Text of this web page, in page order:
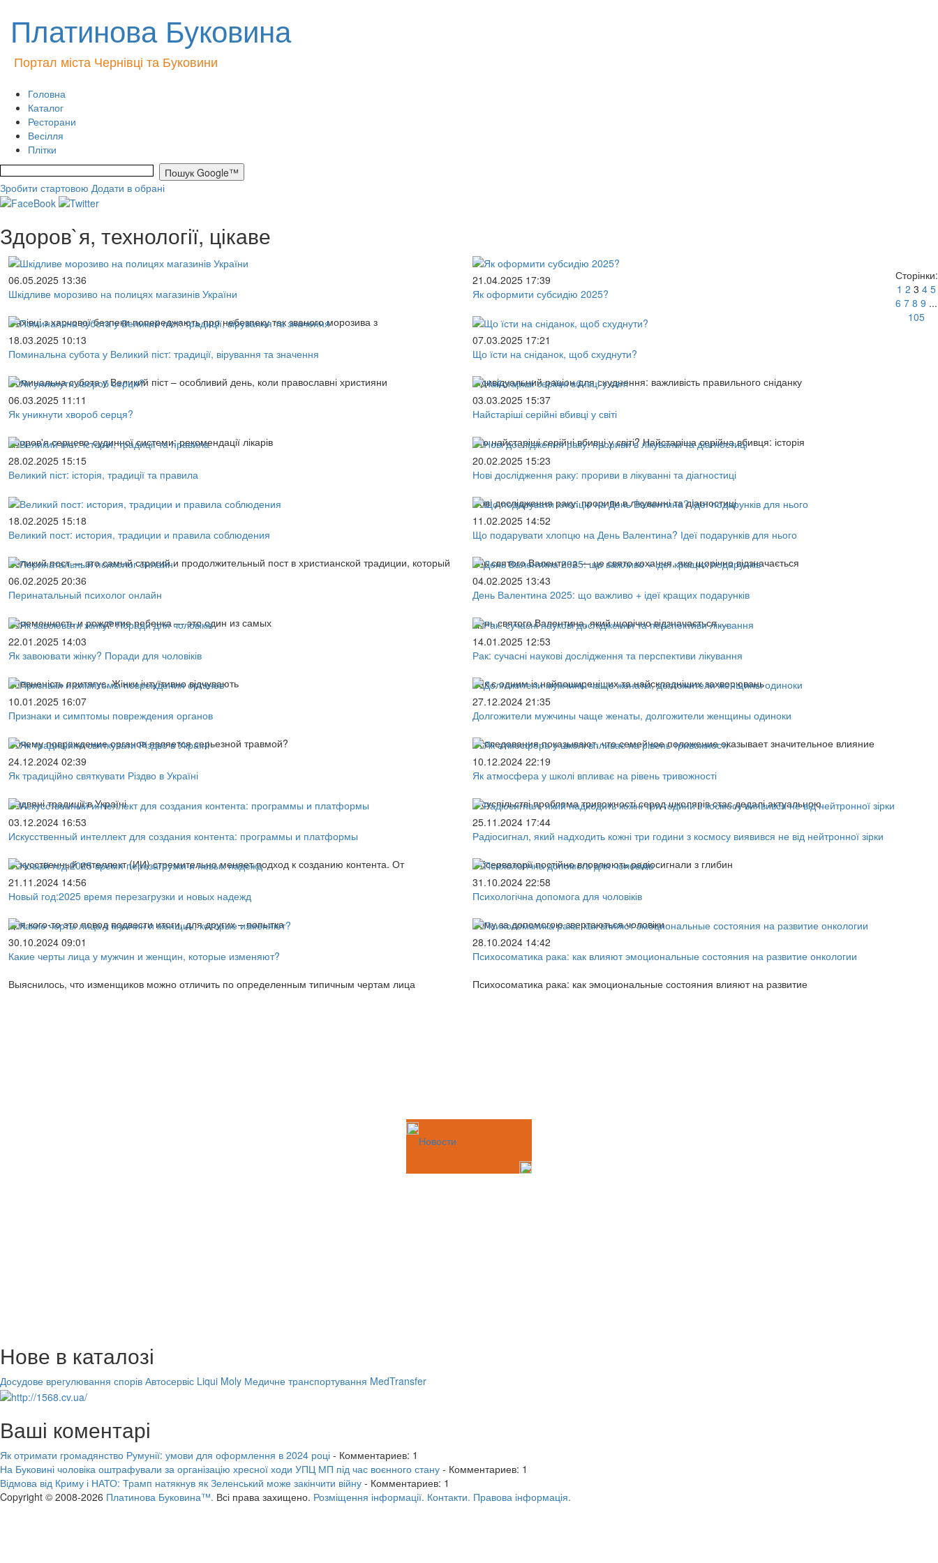
Платинова Буковина
Портал міста Чернівці та Буковини
Головна
Каталог
Ресторани
Весілля
Плітки
Зробити стартовою Додати в обрані
Здоров`я, технології, цікаве
06.05.2025 13:36
Шкідливе морозиво на полицях магазинів України
Фахівці з харчової безпеки попереджають про небезпеку так званого морозива з
18.03.2025 10:13
Поминальна субота у Великий піст: традиції, вірування та значення
Поминальна субота у Великий піст – особливий день, коли православні християни
06.03.2025 11:11
Як уникнути хвороб серця?
Здоров'я серцево-судинної системи: рекомендації лікарів
28.02.2025 15:15
Великий піст: історія, традиції та правила
18.02.2025 15:18
Великий пост: история, традиции и правила соблюдения
Великий пост — это самый строгий и продолжительный пост в христианской традиции, который
06.02.2025 20:36
Перинатальный психолог онлайн
Беременность и рождение ребенка — это один из самых
22.01.2025 14:03
Як завоювати жінку? Поради для чоловіків
Впевненість притягує. Жінки інтуїтивно відчувають
10.01.2025 16:07
Признаки и симптомы повреждения органов
Почему повреждение органов является серьезной травмой?
24.12.2024 02:39
Як традиційно святкувати Різдво в Україні
Різдвяні традиції в Україні
03.12.2024 16:53
Искусственный интеллект для создания контента: программы и платформы
Искусственный интеллект (ИИ) стремительно меняет подход к созданию контента. От
21.11.2024 14:56
Новый год:2025 время перезагрузки и новых надежд
Для кого-то это повод подвести итоги, для других – попытка
30.10.2024 09:01
Какие черты лица у мужчин и женщин, которые изменяют?
Выяснилось, что изменщиков можно отличить по определенным типичным чертам лица
21.04.2025 17:39
Як оформити субсидію 2025?
07.03.2025 17:21
Що їсти на сніданок, щоб схуднути?
Індивідуальний раціон для схуднення: важливість правильного сніданку
03.03.2025 15:37
Найстаріші серійні вбивці у світі
Хто найстаріші серійні вбивці у світі? Найстаріша серійна вбивця: історія
20.02.2025 15:23
Нові дослідження раку: прориви в лікуванні та діагностиці
Нові дослідження раку: прориви в лікуванні та діагностиці
11.02.2025 14:52
Що подарувати хлопцю на День Валентина? Ідеї подарунків для нього
ень святого Валентина — це свято кохання, яке щорічно відзначається
04.02.2025 13:43
День Валентина 2025: що важливо + ідеї кращих подарунків
День святого Валентина, який щорічно відзначається ...
14.01.2025 12:53
Рак: сучасні наукові дослідження та перспективи лікування
Рак є одним із найпоширеніших та найскладніших захворювань
27.12.2024 21:35
Долгожители мужчины чаще женаты, долгожители женщины одиноки
Исследования показывают, что семейное положение оказывает значительное влияние
10.12.2024 22:19
Як атмосфера у школі впливає на рівень тривожності
У суспільстві проблема тривожності серед школярів стає дедалі актуальною
25.11.2024 17:44
Радіосигнал, який надходить кожні три години з космосу виявився не від нейтронної зірки
Обсерваторії постійно вловлюють радіосигнали з глибин
31.10.2024 22:58
Психологічна допомога для чоловіків
Чому за допомогою звертаються чоловіки
28.10.2024 14:42
Психосоматика рака: как влияют эмоциональные состояния на развитие онкологии
Психосоматика рака: как эмоциональные состояния влияют на развитие
Сторінки:
1 2 3 4 5
6 7 8 9 ...
105
Новости
Нове в каталозі
Досудове врегулювання спорів Автосервіс Liqui Moly Медичне транспортування MedTransfer
Ваші коментарі
Як отримати громадянство Румунії: умови для оформлення в 2024 році - Комментариев: 1
На Буковині чоловіка оштрафували за організацію хресної ходи УПЦ МП під час воєнного стану - Комментариев: 1
Відмова від Криму і НАТО: Трамп натякнув як Зеленський може закінчити війну - Комментариев: 1
Copyright © 2008-2026 Платинова Буковина™. Всі права захищено. Розміщення інформації. Контакти. Правова інформація.